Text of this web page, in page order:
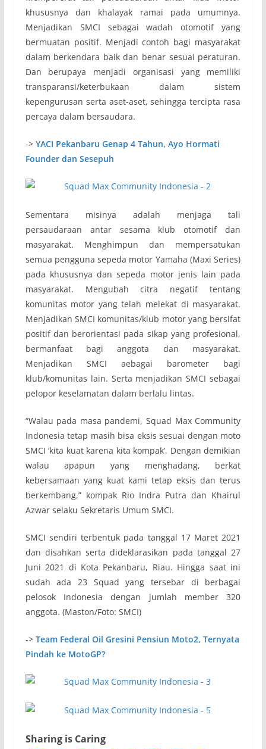
khususnya dan khalayak ramai pada umumnya.
Menjadikan SMCI sebagai wadah otomotif yang
bermuatan positif. Menjadi contoh bagi masyarakat
dalam berkendara baik dan benar sesuai peraturan.
Dan berupaya menjadi organisasi yang memiliki
transparansi/keterbukaan dalam sistem
kepengurusan serta aset-aset, sehingga tercipta rasa
percaya dalam bersaudara.
-> YACI Pekanbaru Genap 4 Tahun, Ayo Hormati
Founder dan Sesepuh
Sementara misinya adalah menjaga tali
persaudaraan antar sesama klub otomotif dan
masyarakat. Menghimpun dan mempersatukan
semua pengguna sepeda motor Yamaha (Maxi Series)
pada khususnya dan sepeda motor jenis lain pada
masyarakat. Mengubah citra negatif tentang
komunitas motor yang telah melekat di masyarakat.
Menjadikan SMCI komunitas/klub motor yang bersifat
positif dan berorientasi pada sikap yang profesional,
bermanfaat bagi anggota dan masyarakat.
Menjadikan SMCI aebagai barometer bagi
klub/komunitas lain. Serta menjadikan SMCI sebagai
pelopor keselamatan dalam berlalu lintas.
“Walau pada masa pandemi, Squad Max Community
Indonesia tetap masih bisa eksis sesuai dengan moto
SMCI ‘kita kuat karena kita kompak’. Dengan demikian
walau apapun yang menghadang, berkat
kebersamaan yang kuat kami tetap eksis dan terus
berkembang,” kompak Rio Indra Putra dan Khairul
Azwar selaku Sekretaris Umum SMCI.
SMCI sendiri terbentuk pada tanggal 17 Maret 2021
dan disahkan serta dideklarasikan pada tanggal 27
Juni 2021 di Kota Pekanbaru, Riau. Hingga saat ini
sudah ada 23 Squad yang tersebar di berbagai
pelosok Indonesia dengan jumlah member 320
anggota. (Maston/Foto: SMCI)
-> Team Federal Oil Gresini Pensiun Moto2, Ternyata
Pindah ke MotoGP?
Sharing is Caring